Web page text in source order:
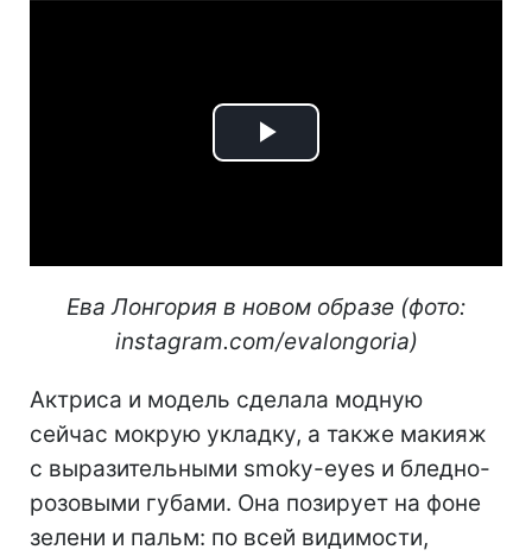
Play
Ева Лонгория в новом образе (фото:
instagram.com/evalongoria)
Актриса и модель сделала модную
сейчас мокрую укладку, а также макияж
с выразительными smoky-eyes и бледно-
розовыми губами. Она позирует на фоне
зелени и пальм: по всей видимости,